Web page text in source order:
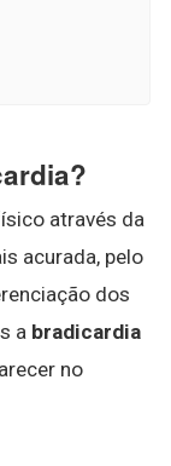
através da
acurada, pelo
dos
a bradicardia
no